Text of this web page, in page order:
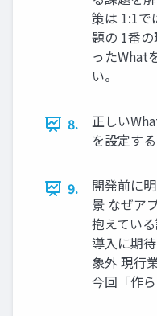
策は 1:1
題の 1番
ったWhat
い。
8.
正しい
を設定する
9.
開発前に
景 なぜア
抱えてい
導入に期
象外 現行
今回「作ら